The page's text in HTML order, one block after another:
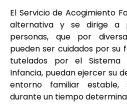
El Servicio de Acogimiento
alternativa y se dirige a
personas, que por
pueden ser cuidados por su
tutelados por el
Infancia, puedan ejercer su
entorno familiar
durante un tiempo